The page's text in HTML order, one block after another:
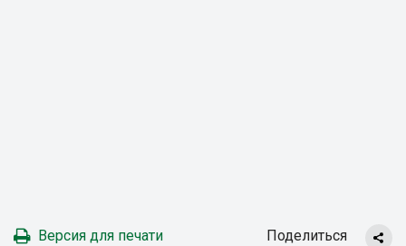
Версия для печати Поделиться